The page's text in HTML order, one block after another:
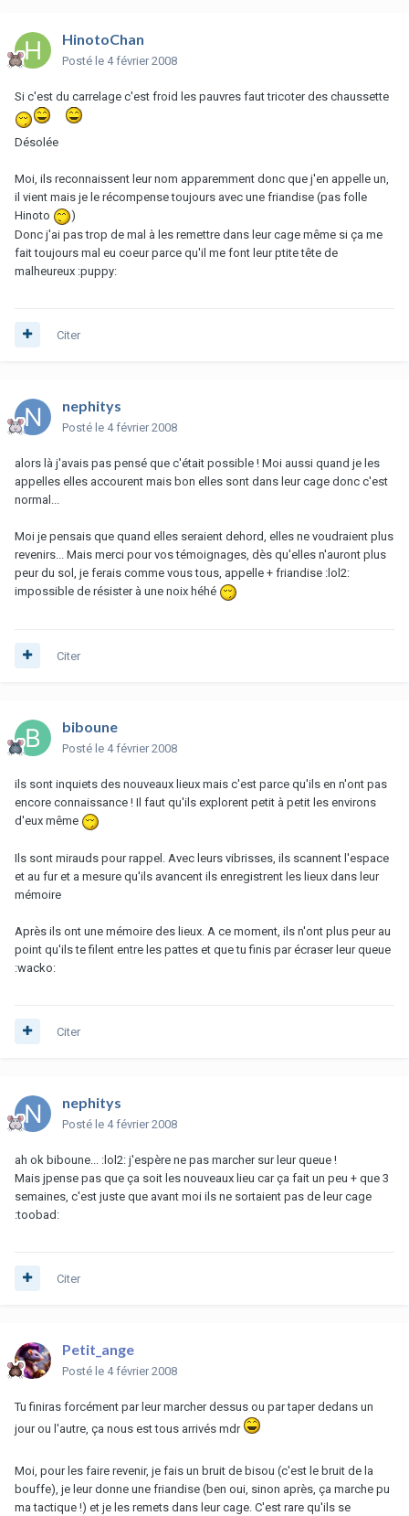
HinotoChan
Posté le 4 février 2008
Si c'est du carrelage c'est froid les pauvres faut tricoter des chaussette
Désolée
Moi, ils reconnaissent leur nom apparemment donc que j'en appelle un,
il vient mais je le récompense toujours avec une friandise (pas folle
Hinoto
)
Donc j'ai pas trop de mal à les remettre dans leur cage même si ça me
fait toujours mal eu coeur parce qu'il me font leur ptite tête de
malheureux :puppy:
Citer
nephitys
Posté le 4 février 2008
alors là j'avais pas pensé que c'était possible ! Moi aussi quand je les
appelles elles accourent mais bon elles sont dans leur cage donc c'est
normal...
Moi je pensais que quand elles seraient dehord, elles ne voudraient plus
revenirs... Mais merci pour vos témoignages, dès qu'elles n'auront plus
peur du sol, je ferais comme vous tous, appelle + friandise :lol2:
impossible de résister à une noix héhé
Citer
biboune
Posté le 4 février 2008
ils sont inquiets des nouveaux lieux mais c'est parce qu'ils en n'ont pas
encore connaissance ! Il faut qu'ils explorent petit à petit les environs
d'eux même
Ils sont mirauds pour rappel. Avec leurs vibrisses, ils scannent l'espace
et au fur et a mesure qu'ils avancent ils enregistrent les lieux dans leur
mémoire
Après ils ont une mémoire des lieux. A ce moment, ils n'ont plus peur au
point qu'ils te filent entre les pattes et que tu finis par écraser leur queue
:wacko:
Citer
nephitys
Posté le 4 février 2008
ah ok biboune... :lol2: j'espère ne pas marcher sur leur queue !
Mais jpense pas que ça soit les nouveaux lieu car ça fait un peu + que 3
semaines, c'est juste que avant moi ils ne sortaient pas de leur cage
:toobad:
Citer
Petit_ange
Posté le 4 février 2008
Tu finiras forcément par leur marcher dessus ou par taper dedans un
jour ou l'autre, ça nous est tous arrivés mdr
Moi, pour les faire revenir, je fais un bruit de bisou (c'est le bruit de la
bouffe), je leur donne une friandise (ben oui, sinon après, ça marche pu
ma tactique !) et je les remets dans leur cage. C'est rare qu'ils se